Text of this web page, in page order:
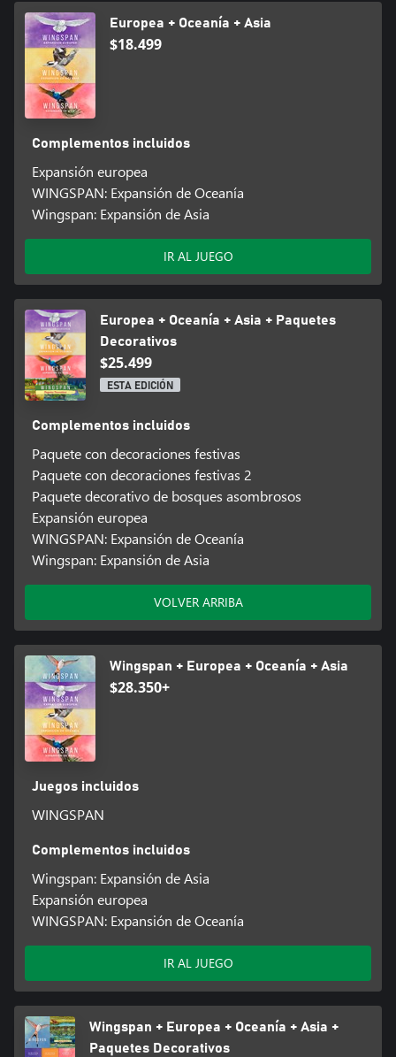
Europea + Oceanía + Asia
$18.499
Complementos incluidos
Expansión europea
WINGSPAN: Expansión de Oceanía
Wingspan: Expansión de Asia
IR AL JUEGO
Europea + Oceanía + Asia + Paquetes
Decorativos
$25.499
ESTA EDICIÓN
Complementos incluidos
Paquete con decoraciones festivas
Paquete con decoraciones festivas 2
Paquete decorativo de bosques asombrosos
Expansión europea
WINGSPAN: Expansión de Oceanía
Wingspan: Expansión de Asia
VOLVER ARRIBA
Wingspan + Europea + Oceanía + Asia
$28.350+
Juegos incluidos
WINGSPAN
Complementos incluidos
Wingspan: Expansión de Asia
Expansión europea
WINGSPAN: Expansión de Oceanía
IR AL JUEGO
Wingspan + Europea + Oceanía + Asia +
Paquetes Decorativos